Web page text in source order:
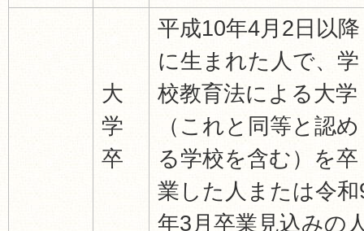
大
学
卒
平成10年4月2日以降
に生まれた人で、学
校教育法による大学
（これと同等と認め
る学校を含む）を卒
業した人または令和
年3月卒業見込みの